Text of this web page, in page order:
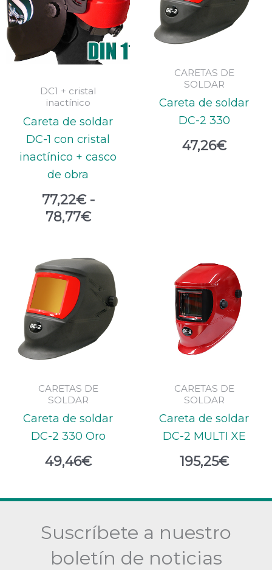
DC1 + cristal
inactínico
Careta de soldar
DC-1 con cristal
inactínico + casco
de obra
77,22€ -
78,77€
77,22€
hasta
78,77€
CARETAS DE
SOLDAR
Careta de soldar
DC-2 330
47,26€
CARETAS DE
SOLDAR
Careta de soldar
DC-2 330 Oro
49,46€
CARETAS DE
SOLDAR
Careta de soldar
DC-2 MULTI XE
195,25€
Suscríbete a nuestro
boletín de noticias